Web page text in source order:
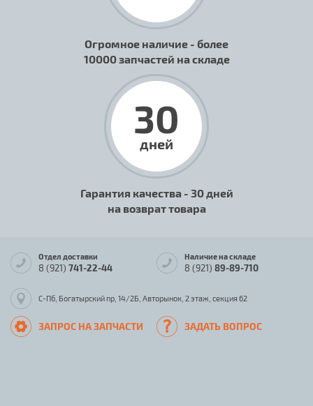
Огромное наличие - более
10000 запчастей на складе
30
дней
Гарантия качества - 30 дней
на возврат товара
Отдел доставки
8 (921) 741-22-44
Наличие на складе
8 (921) 89-89-710
С-Пб, Богатырский пр, 14/2Б, Авторынок, 2 этаж, секция 62
ЗАПРОС НА ЗАПЧАСТИ ЗАДАТЬ ВОПРОС